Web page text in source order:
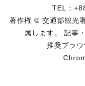
TEL：
著作権 © 交通部観光
属します。 記事
推奨ブラ